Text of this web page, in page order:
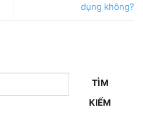
dụng không?
TÌM
KIẾM